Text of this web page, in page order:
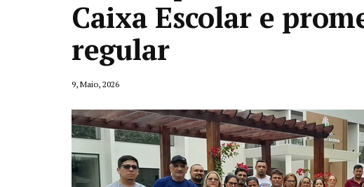
Caixa Escolar e
regular
9, Maio, 2026